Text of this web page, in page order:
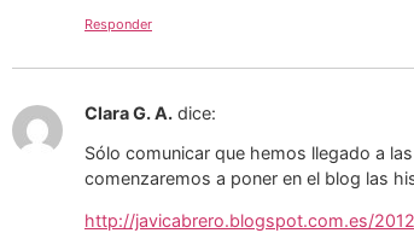
Responder
Clara G. A. dice:
Sólo comunicar que hemos llegado a
comenzaremos a poner en el blog las
http://javicabrero.blogspot.com.es/